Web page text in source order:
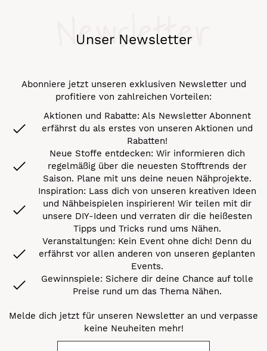
Unser Newsletter
Newsletter
Abonniere jetzt unseren exklusiven Newsletter und
profitiere von zahlreichen Vorteilen:
Aktionen und Rabatte: Als Newsletter Abonnent
erfährst du als erstes von unseren Aktionen und
Rabatten!
Neue Stoffe entdecken: Wir informieren dich
regelmäßig über die neuesten Stofftrends der
Saison. Plane mit uns deine neuen Nähprojekte.
Inspiration: Lass dich von unseren kreativen Ideen
und Nähbeispielen inspirieren! Wir teilen mit dir
unsere DIY-Ideen und verraten dir die heißesten
Tipps und Tricks rund ums Nähen.
Veranstaltungen: Kein Event ohne dich! Denn du
erfährst vor allen anderen von unseren geplanten
Events.
Gewinnspiele: Sichere dir deine Chance auf tolle
Preise rund um das Thema Nähen.
Melde dich jetzt für unseren Newsletter an und verpasse
keine Neuheiten mehr!